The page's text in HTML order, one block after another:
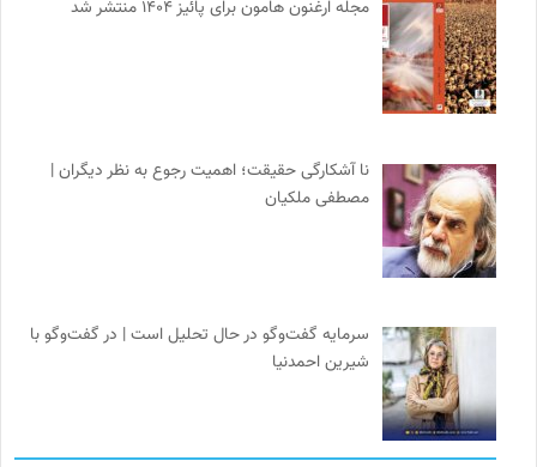
مجله ارغنون هامون برای پائیز ۱۴۰۴ منتشر شد
نا آشکارگی حقیقت؛ اهمیت رجوع به نظر دیگران |
مصطفی ملکیان
سرمایه گفت‌وگو در حال تحلیل است | در گفت‌وگو با
شیرین احمدنیا